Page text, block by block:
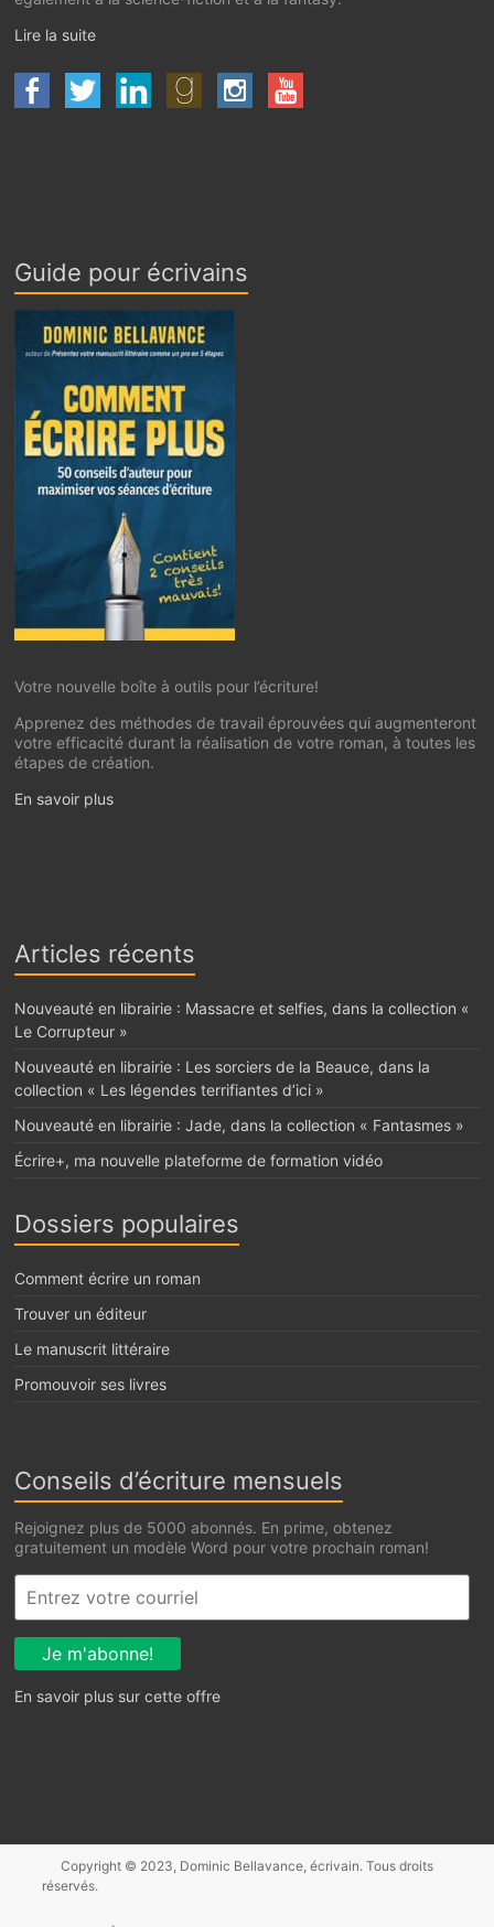
Lire la suite
Guide pour écrivains
Votre nouvelle boîte à outils pour l’écriture!
Apprenez des méthodes de travail éprouvées qui augmenteront
votre efficacité durant la réalisation de votre roman, à toutes les
étapes de création.
En savoir plus
Articles récents
Nouveauté en librairie : Massacre et selfies, dans la collection «
Le Corrupteur »
Nouveauté en librairie : Les sorciers de la Beauce, dans la
collection « Les légendes terrifiantes d’ici »
Nouveauté en librairie : Jade, dans la collection « Fantasmes »
Écrire+, ma nouvelle plateforme de formation vidéo
Dossiers populaires
Comment écrire un roman
Trouver un éditeur
Le manuscrit littéraire
Promouvoir ses livres
Conseils d’écriture mensuels
Rejoignez plus de 5000 abonnés. En prime, obtenez
gratuitement un modèle Word pour votre prochain roman!
En savoir plus sur cette offre